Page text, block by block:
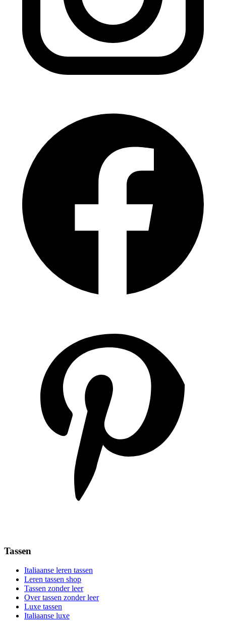
Tassen
Italiaanse leren tassen
Leren tassen shop
Tassen zonder leer
Over tassen zonder leer
Luxe tassen
Italiaanse luxe